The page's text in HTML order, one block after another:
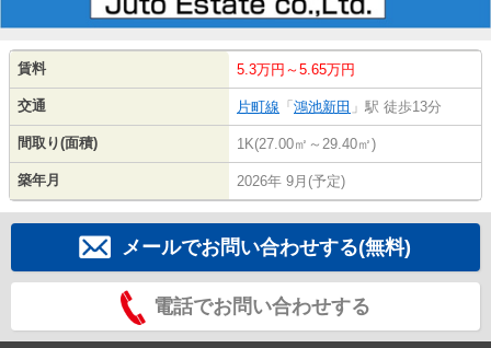
賃料 5.3万円～5.65万円
交通 片町線 「 鴻池新田 」駅 徒歩13分
間取り(面積) 1K(27.00㎡～29.40㎡)
築年月 2026年 9月(予定)
メールでお問い合わせする(無料)
電話でお問い合わせする